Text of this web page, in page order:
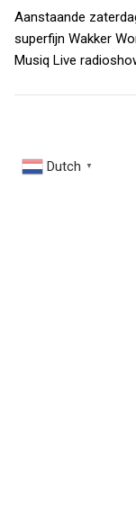
Aanstaande
superfijn Wakker
Musiq Live
Dutch ▼